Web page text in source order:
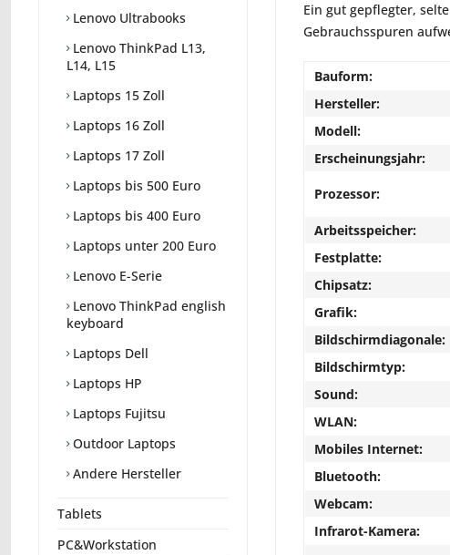
Lenovo Ultrabooks
Lenovo ThinkPad L13,
L14, L15
Laptops 15 Zoll
Laptops 16 Zoll
Laptops 17 Zoll
Laptops bis 500 Euro
Laptops bis 400 Euro
Laptops unter 200 Euro
Lenovo E-Serie
Lenovo ThinkPad english
keyboard
Laptops Dell
Laptops HP
Laptops Fujitsu
Outdoor Laptops
Andere Hersteller
Tablets
PC&Workstation
Ein gut gepflegter,
Gebrauchsspuren
Bauform:
Hersteller:
Modell:
Erscheinungsjahr:
Prozessor:
Arbeitsspeicher:
Festplatte:
Chipsatz:
Grafik:
Bildschirmdiagonale:
Bildschirmtyp:
Sound:
WLAN:
Mobiles Internet:
Bluetooth:
Webcam:
Infrarot-Kamera: